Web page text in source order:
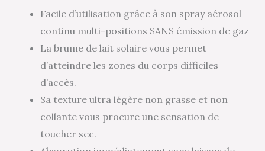
Facile d’utilisation grâce à son spray aérosol
continu multi-positions SANS émission de gaz
La brume de lait solaire vous permet
d’atteindre les zones du corps difficiles
d’accès.
Sa texture ultra légère non grasse et non
collante vous procure une sensation de
toucher sec.